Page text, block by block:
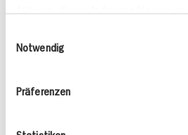
bereitgestellt haben oder die
Notwendig
Präferenzen
Folgen Sie uns auf TikTok
Angebote & Coupons